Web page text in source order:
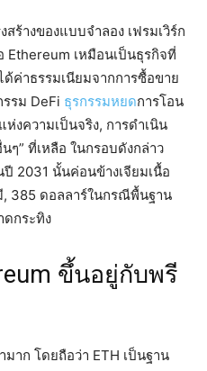
ร้างของแบบจำลอง เฟรมเวิร์ก
เหมือนเป็นธุรกิจที่
ค่าธรรมเนียมจากการซื้อขาย
รม DeFi ธุรกรรมหยดการโอน
งความเป็นจริง, การดำเนิน
ๆ” ที่เหลือ ในกรอบดังกล่าว
2031 นั้นค่อนข้างเจียมเนื้อ
385 ดอลลาร์ในกรณีพื้นฐาน
กระทิง
ขึ้นอยู่กับพรี
าก โดยถือว่า ETH เป็นฐาน